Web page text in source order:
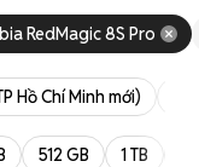
RedMagic 8S Pro
Hồ Chí Minh mới)
512 GB 1 TB